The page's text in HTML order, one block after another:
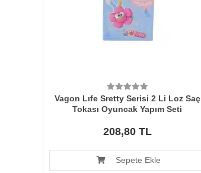
Vagon Lıfe Sretty Serisi 2 Li Loz Saç
Tokası Oyuncak Yapım Seti
208,80 TL
Sepete Ekle